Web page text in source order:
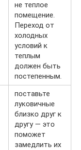
не теплое
помещение.
Переход от
холодных
условий к
теплым
должен быть
постепенным.
поставьте
луковичные
близко друг к
другу — это
поможет
замедлить их